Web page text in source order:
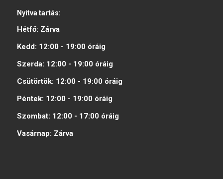
Nyitva tartás:
Hétfő: Zárva
Kedd: 12:00 - 19:00 óráig
Szerda: 12:00 - 19:00 óráig
Csütörtök: 12:00 - 19:00 óráig
Péntek: 12:00 - 19:00 óráig
Szombat: 12:00 - 17:00 óráig
Vasárnap: Zárva